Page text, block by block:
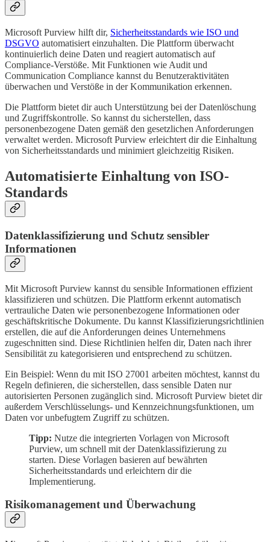
Microsoft Purview hilft dir, Sicherheitsstandards wie ISO und
DSGVO automatisiert einzuhalten. Die Plattform überwacht
kontinuierlich deine Daten und reagiert automatisch auf
Compliance-Verstöße. Mit Funktionen wie Audit und
Communication Compliance kannst du Benutzeraktivitäten
überwachen und Verstöße in der Kommunikation erkennen.
Die Plattform bietet dir auch Unterstützung bei der Datenlöschung
und Zugriffskontrolle. So kannst du sicherstellen, dass
personenbezogene Daten gemäß den gesetzlichen Anforderungen
verwaltet werden. Microsoft Purview erleichtert dir die Einhaltung
von Sicherheitsstandards und minimiert gleichzeitig Risiken.
Automatisierte Einhaltung von ISO-
Standards
Datenklassifizierung und Schutz sensibler
Informationen
Mit Microsoft Purview kannst du sensible Informationen effizient
klassifizieren und schützen. Die Plattform erkennt automatisch
vertrauliche Daten wie personenbezogene Informationen oder
geschäftskritische Dokumente. Du kannst Klassifizierungsrichtlinien
erstellen, die auf die Anforderungen deines Unternehmens
zugeschnitten sind. Diese Richtlinien helfen dir, Daten nach ihrer
Sensibilität zu kategorisieren und entsprechend zu schützen.
Ein Beispiel: Wenn du mit ISO 27001 arbeiten möchtest, kannst du
Regeln definieren, die sicherstellen, dass sensible Daten nur
autorisierten Personen zugänglich sind. Microsoft Purview bietet dir
außerdem Verschlüsselungs- und Kennzeichnungsfunktionen, um
Daten vor unbefugtem Zugriff zu schützen.
Tipp: Nutze die integrierten Vorlagen von Microsoft
Purview, um schnell mit der Datenklassifizierung zu
starten. Diese Vorlagen basieren auf bewährten
Sicherheitsstandards und erleichtern dir die
Implementierung.
Risikomanagement und Überwachung